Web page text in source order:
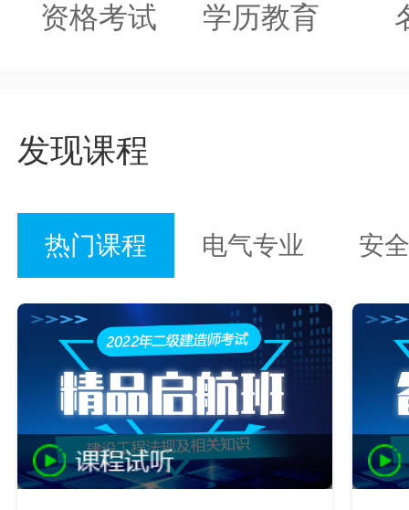
资格考试 学历教育
发现课程
热门课程 电气专业 安